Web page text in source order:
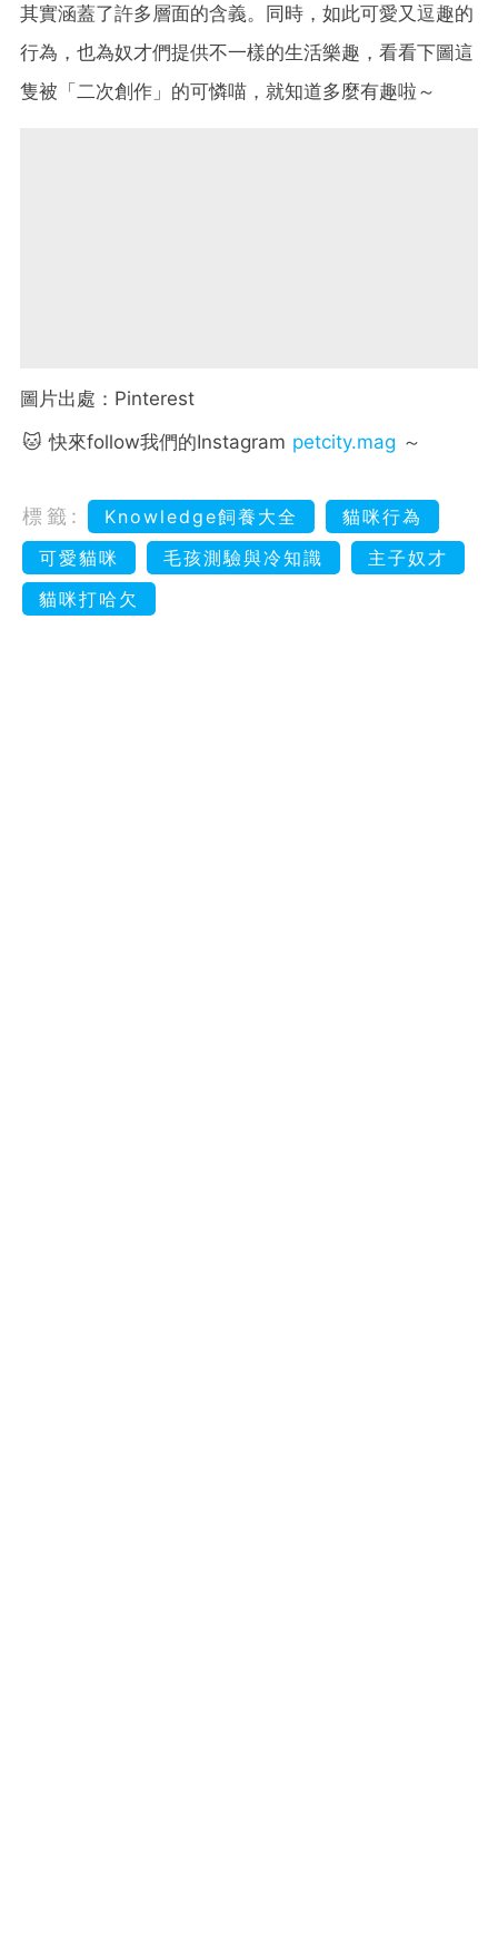
其實涵蓋了許多層面的含義。同時，如此可愛又逗趣的
行為，也為奴才們提供不一樣的生活樂趣，看看下圖這
隻被「二次創作」的可憐喵，就知道多麼有趣啦～
圖片出處：Pinterest
🐱 快來follow我們的Instagram petcity.mag ～
標籤: Knowledge飼養大全
貓咪行為
可愛貓咪
毛孩測驗與冷知識
主子奴才
貓咪打哈欠